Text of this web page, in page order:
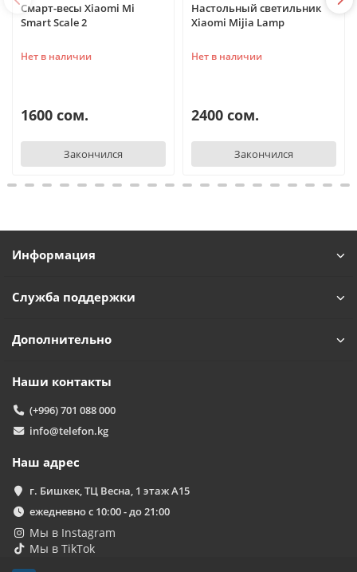
Смарт-весы Xiaomi Mi
Smart Scale 2
Нет в наличии
1600 сом.
Закончился
Настольный светильник
Xiaomi Mijia Lamp
Нет в наличии
2400 сом.
Закончился
Информация
Служба поддержки
Дополнительно
Наши контакты
(+996) 701 088 000
info@telefon.kg
Наш адрес
г. Бишкек, ТЦ Весна, 1 этаж А15
ежедневно с 10:00 - до 21:00
Мы в Instagram
Мы в TikTok